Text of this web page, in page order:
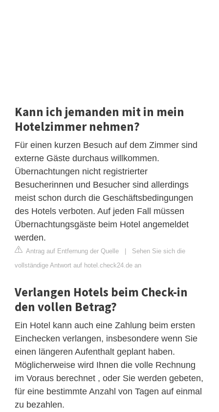
Kann ich jemanden mit in mein
Hotelzimmer nehmen?
Für einen kurzen Besuch auf dem Zimmer sind
externe Gäste durchaus willkommen.
Übernachtungen nicht registrierter
Besucherinnen und Besucher sind allerdings
meist schon durch die Geschäftsbedingungen
des Hotels verboten. Auf jeden Fall müssen
Übernachtungsgäste beim Hotel angemeldet
werden.
Antrag auf Entfernung der Quelle | Sehen Sie sich die
vollständige Antwort auf hotel.check24.de an
Verlangen Hotels beim Check-in
den vollen Betrag?
Ein Hotel kann auch eine Zahlung beim ersten
Einchecken verlangen, insbesondere wenn Sie
einen längeren Aufenthalt geplant haben.
Möglicherweise wird Ihnen die volle Rechnung
im Voraus berechnet , oder Sie werden gebeten,
für eine bestimmte Anzahl von Tagen auf einmal
zu bezahlen.